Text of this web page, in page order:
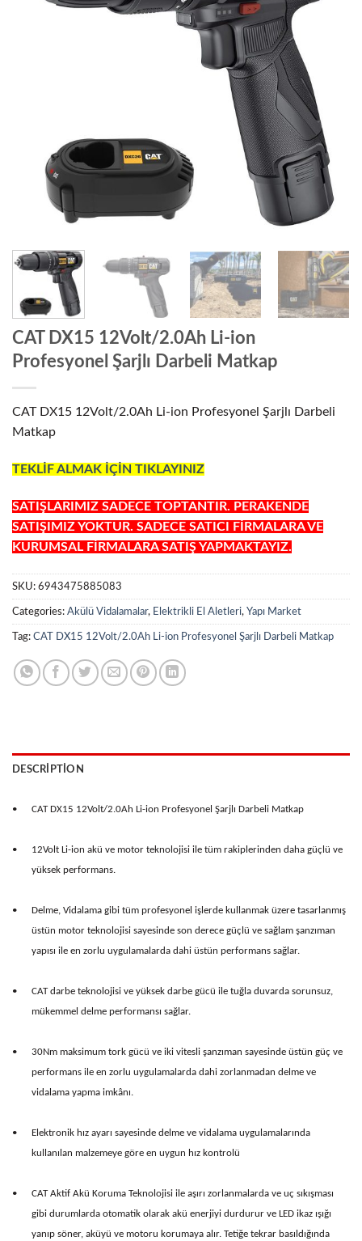
CAT DX15 12Volt/2.0Ah Li-ion
Profesyonel Şarjlı Darbeli Matkap
CAT DX15 12Volt/2.0Ah Li-ion Profesyonel Şarjlı Darbeli
Matkap
TEKLİF ALMAK İÇİN TIKLAYINIZ
SATIŞLARIMIZ SADECE TOPTANTIR. PERAKENDE
SATIŞIMIZ YOKTUR. SADECE SATICI FİRMALARA VE
KURUMSAL FİRMALARA SATIŞ YAPMAKTAYIZ.
SKU: 6943475885083
Categories: Akülü Vidalamalar, Elektrikli El Aletleri, Yapı Market
Tag: CAT DX15 12Volt/2.0Ah Li-ion Profesyonel Şarjlı Darbeli Matkap
DESCRIPTION
• CAT DX15 12Volt/2.0Ah Li-ion Profesyonel Şarjlı Darbeli Matkap
•
12Volt Li-ion akü ve motor teknolojisi ile tüm rakiplerinden daha güçlü ve
yüksek performans.
•
Delme, Vidalama gibi tüm profesyonel işlerde kullanmak üzere tasarlanmış
üstün motor teknolojisi sayesinde son derece güçlü ve sağlam şanzıman
yapısı ile en zorlu uygulamalarda dahi üstün performans sağlar.
•
CAT darbe teknolojisi ve yüksek darbe gücü ile tuğla duvarda sorunsuz,
mükemmel delme performansı sağlar.
•
30Nm maksimum tork gücü ve iki vitesli şanzıman sayesinde üstün güç ve
performans ile en zorlu uygulamalarda dahi zorlanmadan delme ve
vidalama yapma imkânı.
•
Elektronik hız ayarı sayesinde delme ve vidalama uygulamalarında
kullanılan malzemeye göre en uygun hız kontrolü
•
CAT Aktif Akü Koruma Teknolojisi ile aşırı zorlanmalarda ve uç sıkışması
gibi durumlarda otomatik olarak akü enerjiyi durdurur ve LED ikaz ışığı
yanıp söner, aküyü ve motoru korumaya alır. Tetiğe tekrar basıldığında